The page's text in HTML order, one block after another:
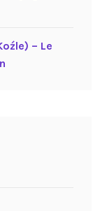
– Le